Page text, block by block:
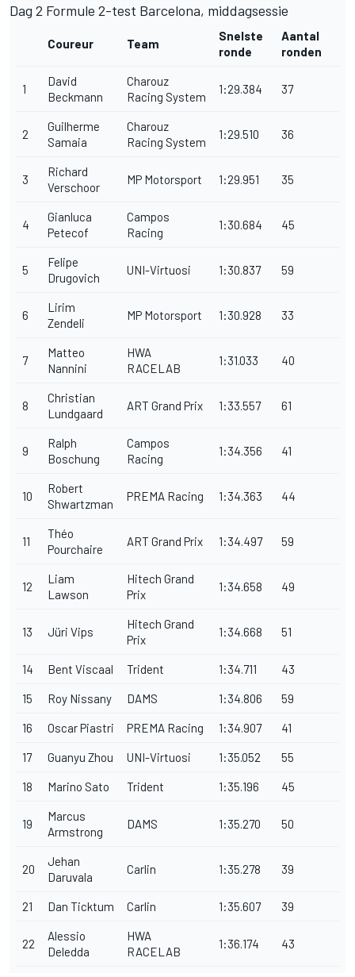
Dag 2 Formule 2-test Barcelona, middagsessie
Coureur Team
Snelste
ronde
Aantal
ronden
1
David
Beckmann
Charouz
Racing System
1:29.384 37
2
Guilherme
Samaia
Charouz
Racing System
1:29.510 36
3
Richard
Verschoor
MP Motorsport 1:29.951 35
4
Gianluca
Petecof
Campos
Racing
1:30.684 45
5
Felipe
Drugovich
UNI-Virtuosi 1:30.837 59
6
Lirim
Zendeli
MP Motorsport 1:30.928 33
7
Matteo
Nannini
HWA
RACELAB
1:31.033 40
8
Christian
Lundgaard
ART Grand Prix 1:33.557 61
9
Ralph
Boschung
Campos
Racing
1:34.356 41
10
Robert
Shwartzman
PREMA Racing 1:34.363 44
11
Théo
Pourchaire
ART Grand Prix 1:34.497 59
12
Liam
Lawson
Hitech Grand
Prix
1:34.658 49
13 Jüri Vips
Hitech Grand
Prix
1:34.668 51
14 Bent Viscaal Trident 1:34.711 43
15 Roy Nissany DAMS 1:34.806 59
16 Oscar Piastri PREMA Racing 1:34.907 41
17 Guanyu Zhou UNI-Virtuosi 1:35.052 55
18 Marino Sato Trident 1:35.196 45
19
Marcus
Armstrong
DAMS 1:35.270 50
20
Jehan
Daruvala
Carlin 1:35.278 39
21 Dan Ticktum Carlin 1:35.607 39
22
Alessio
Deledda
HWA
RACELAB
1:36.174 43